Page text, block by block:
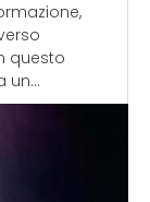
questo
un...